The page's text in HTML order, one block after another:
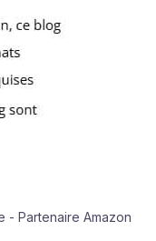
- Partenaire Amazon